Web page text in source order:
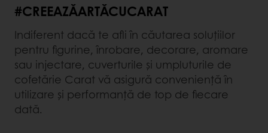
#CREEAZĂARTĂCUCARAT
Indiferent dacă te afli în căutarea soluțiilor
pentru figurine, înrobare, decorare, aromare
sau injectare, cuverturile și umpluturile de
cofetărie Carat vă asigură conveniență în
utilizare și performanță de top de fiecare
dată.